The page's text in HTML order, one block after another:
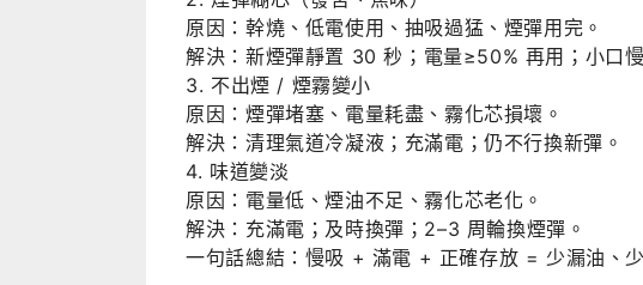
原因：幹燒、低電使用、抽吸過猛、煙彈用完。
解決：新煙彈靜置 30 秒；電量≥50% 再用；小口
3. 不出煙 / 煙霧變小
原因：煙彈堵塞、電量耗盡、霧化芯損壞。
解決：清理氣道冷凝液；充滿電；仍不行換新彈。
4. 味道變淡
原因：電量低、煙油不足、霧化芯老化。
解決：充滿電；及時換彈；2–3 周輪換煙彈。
一句話總結：慢吸 + 滿電 + 正確存放 = 少漏油、